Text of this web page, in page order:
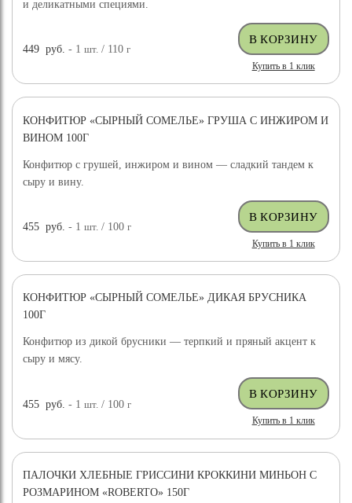
и деликатными специями.
449 руб. - 1шт. / 110г
Купить в 1 клик
КОНФИТЮР «СЫРНЫЙ СОМЕЛЬЕ» ГРУША С ИНЖИРОМ И
ВИНОМ 100Г
Конфитюр с грушей, инжиром и вином — сладкий тандем к
сыру и вину.
455 руб. - 1шт. / 100г
Купить в 1 клик
КОНФИТЮР «СЫРНЫЙ СОМЕЛЬЕ» ДИКАЯ БРУСНИКА
100Г
Конфитюр из дикой брусники — терпкий и пряный акцент к
сыру и мясу.
455 руб. - 1шт. / 100г
Купить в 1 клик
ПАЛОЧКИ ХЛЕБНЫЕ ГРИССИНИ КРОККИНИ МИНЬОН С
РОЗМАРИНОМ «ROBERTO» 150Г